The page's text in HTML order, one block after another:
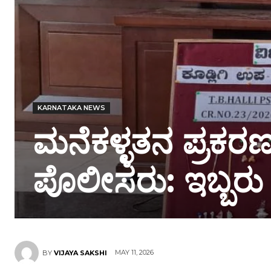
KARNATAKA NEWS
ಮನೆಕಳ್ಳತನ
ಪೊಲೀಸರು:
BY VIJAYA SAKSHI MAY 11, 2026